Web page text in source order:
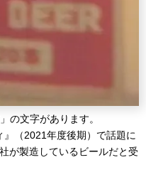
の文字があります。
（2021年度後期）で話題に
が製造しているビールだと受